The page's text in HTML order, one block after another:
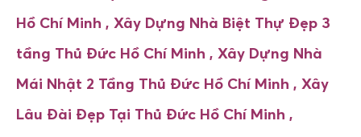
Hồ Chí Minh , Xây Dựng Nhà Biệt Thự Đẹp 3
tầng Thủ Đức Hồ Chí Minh , Xây Dựng Nhà
Mái Nhật 2 Tầng Thủ Đức Hồ Chí Minh , Xây
Lâu Đài Đẹp Tại Thủ Đức Hồ Chí Minh ,